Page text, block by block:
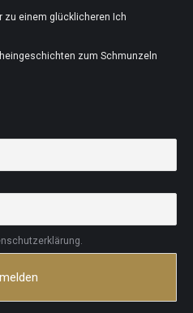
zu einem glücklicheren Ich
zum Schmunzeln